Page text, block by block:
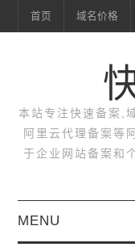
首页 域名价格
本站专注快速备案,
阿里云代理备案等
于企业网站备案和
MENU